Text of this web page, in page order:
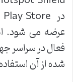
فعال در سراسر
شده از آن